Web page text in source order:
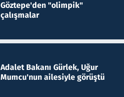
Göztepe'den "olimpik"
çalışmalar
Adalet Bakanı Gürlek, Uğur
Mumcu'nun ailesiyle görüştü